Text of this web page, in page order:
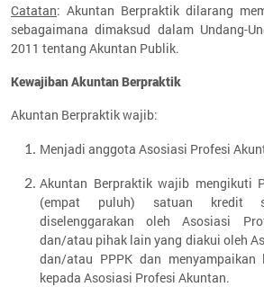
Catatan: Akuntan Berpraktik dilarang
sebagaimana dimaksud dalam Undang-
2011 tentang Akuntan Publik.
Kewajiban Akuntan Berpraktik
Akuntan Berpraktik wajib:
Menjadi anggota Asosiasi Profesi
Akuntan Berpraktik wajib mengikuti
(empat puluh) satuan kredit
diselenggarakan oleh Asosiasi
dan/atau pihak lain yang diakui oleh
dan/atau PPPK dan menyampaikan
kepada Asosiasi Profesi Akuntan.